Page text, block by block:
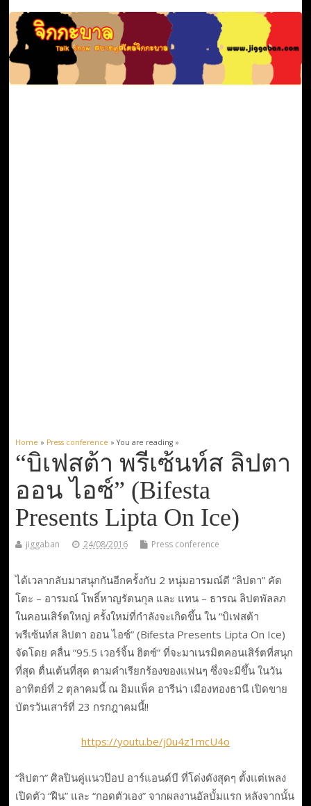
Home » Press conference » You are reading »
“บิเฟสต้า พรีเซ้นท์ส ลิปตา
ออน ไอซ์” (Bifesta
Presents Lipta On Ice)
jiggaban 24/08/2016 Press conference
ได้เวลากลับมาสนุกกันอีกครั้งกับ 2 หนุ่มอารมณ์ดี “ลิปตา” คัต
โตะ – อารมณ์ โพธิ์หาญรัตนกุล และ แทน – ธารณ ลิปตพัลลภ
ในคอนเสิร์ตใหญ่ ครั้งใหม่ที่กำลังจะเกิดขึ้น ใน “บิเฟสต้า
พรีเซ้นท์ส ลิปตา ออน ไอซ์” (Bifesta Presents Lipta On Ice)
จัดโดย คลื่น “95.5 เวอร์จิ้น ฮิตซ์” ที่จะมาเนรมิตคอนเสิร์ตที่สนุก
ที่สุด ตื่นเต้นที่สุด ตามคำเรียกร้องของแฟนๆ ซึ่งจะมีขึ้น ในวัน
อาทิตย์ที่ 2 ตุลาคมนี้ ณ อิมแพ็ค อารีน่า เมืองทองธานี เปิดขาย
บัตรวันเสาร์ที่ 23 กรกฎาคมนี้!!
https://youtu.be/j0u4z1mcU4o
“ลิปตา” ศิลปินคู่แนวป๊อป อาร์แอนด์บี ที่โด่งดังสุดๆ ตั้งแต่เพลง
เปิดตัว “ฝืน” และ “กอดตัวเอง” จากผลงานอัลบั้มแรก หลังจากนั้น